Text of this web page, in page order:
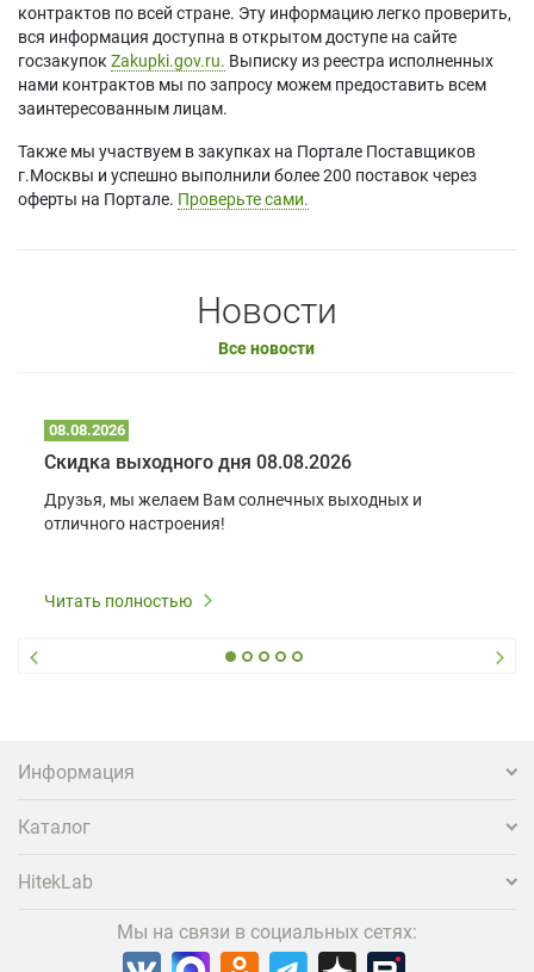
контрактов по всей стране. Эту информацию легко проверить,
вся информация доступна в открытом доступе на сайте
госзакупок Zakupki.gov.ru. Выписку из реестра исполненных
нами контрактов мы по запросу можем предоставить всем
заинтересованным лицам.
Также мы участвуем в закупках на Портале Поставщиков
г.Москвы и успешно выполнили более 200 поставок через
оферты на Портале. Проверьте сами.
Новости
Все новости
08.08.2026
Скидка выходного дня 08.08.2026
Друзья, мы желаем Вам солнечных выходных и
отличного настроения!
Читать полностью
Информация
Каталог
HitekLab
Мы на связи в социальных сетях: